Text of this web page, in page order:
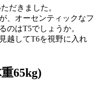
だきました。
、オーセンティックなフ
のはT5でしょうか。
越してT6を視野に入れ
65kg)